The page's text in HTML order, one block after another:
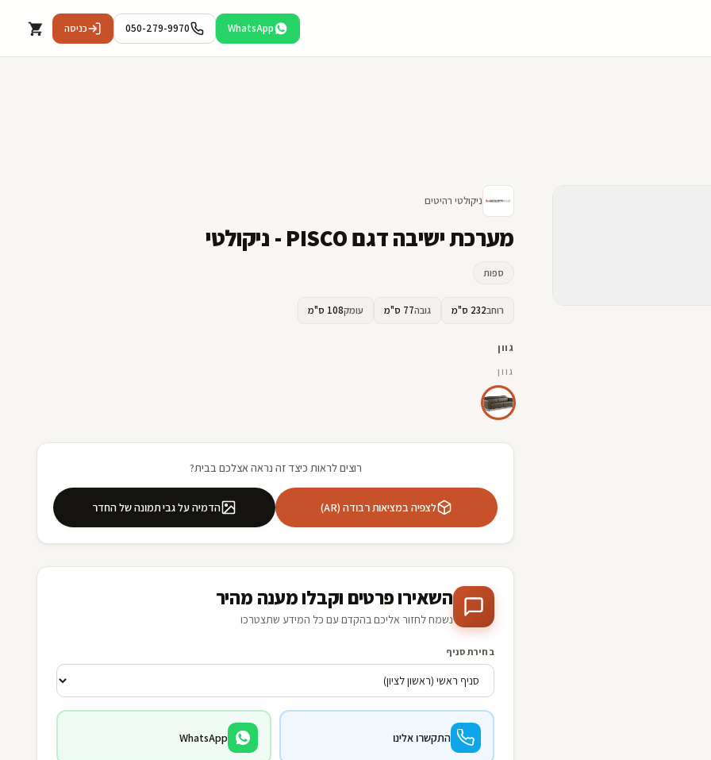
WhatsApp
050-279-9970 כניסה
ניקולטי רהיטים
מערכת ישיבה דגם PISCO - ניקולטי
ספות
רוחב232 ס"מ גובה77 ס"מ עומק108 ס"מ
גוון
גוון
רוצים לראות כיצד זה נראה אצלכם בבית?
לצפיה במציאות רבודה (AR) הדמיה על גבי תמונה של החדר
השאירו פרטים וקבלו מענה מהיר
נשמח לחזור אליכם בהקדם עם כל המידע שתצטרכו
בחירת סניף
התקשרו אלינו WhatsApp